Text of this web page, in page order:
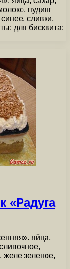
пудинг
сливки,
для бисквита:
«Радуга
яйца,
желе зеленое,